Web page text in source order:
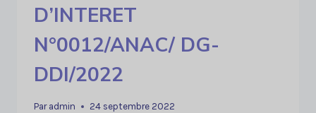
D’INTERET
N°0012/ANAC/ DG-
DDI/2022
Par admin 24 septembre 2022